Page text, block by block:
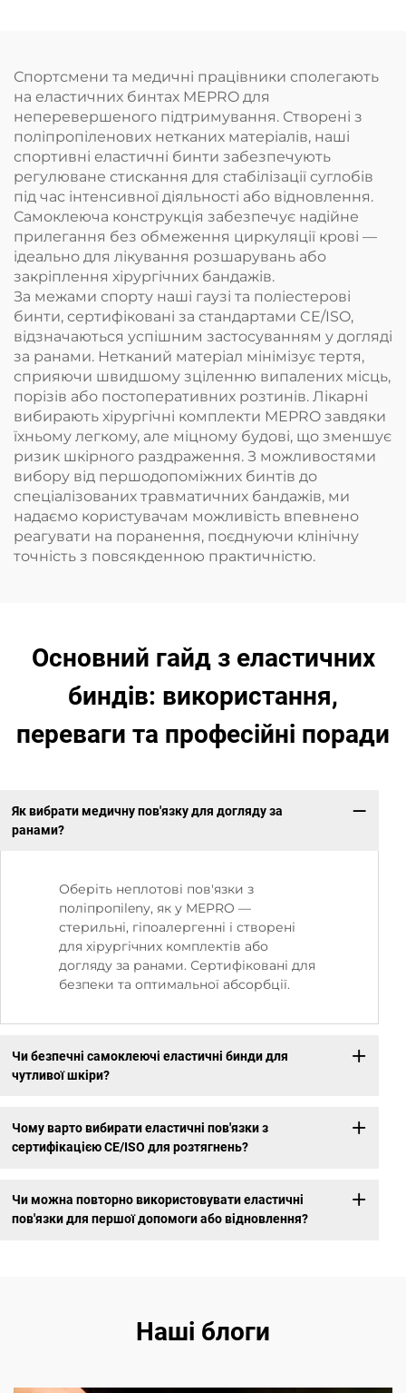
Спортсмени та медичні працівники сполегають
на еластичних бинтах MEPRO для
неперевершеного підтримування. Створені з
поліпропіленових нетканих матеріалів, наші
спортивні еластичні бинти забезпечують
регулюване стискання для стабілізації суглобів
під час інтенсивної діяльності або відновлення.
Самоклеюча конструкція забезпечує надійне
прилегання без обмеження циркуляції крові —
ідеально для лікування розшарувань або
закріплення хірургічних бандажів.
За межами спорту наші гаузі та поліестерові
бинти, сертифіковані за стандартами CE/ISO,
відзначаються успішним застосуванням у догляді
за ранами. Нетканий матеріал мінімізує тертя,
сприяючи швидшому зціленню випалених місць,
порізів або постоперативних розтинів. Лікарні
вибирають хірургічні комплекти MEPRO завдяки
їхньому легкому, але міцному будові, що зменшує
ризик шкірного раздраження. З можливостями
вибору від першодопоміжних бинтів до
спеціалізованих травматичних бандажів, ми
надаємо користувачам можливість впевнено
реагувати на поранення, поєднуючи клінічну
точність з повсякденною практичністю.
Основний гайд з еластичних
биндів: використання,
переваги та професійні поради
Як вибрати медичну пов'язку для догляду за
ранами?
Оберіть неплотові пов'язки з
поліпропilenу, як у MEPRO —
стерильні, гіпоалергенні і створені
для хірургічних комплектів або
догляду за ранами. Сертифіковані для
безпеки та оптимальної абсорбції.
Чи безпечні самоклеючі еластичні бинди для
чутливої шкіри?
Чому варто вибирати еластичні пов'язки з
сертифікацією CE/ISO для розтягнень?
Чи можна повторно використовувати еластичні
пов'язки для першої допомоги або відновлення?
Наші блоги